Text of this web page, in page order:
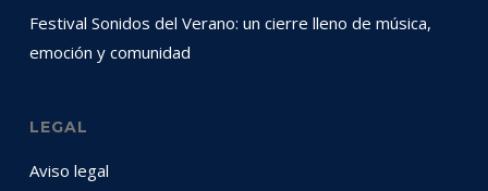
Festival Sonidos del Verano: un cierre lleno de música,
emoción y comunidad
LEGAL
Aviso legal